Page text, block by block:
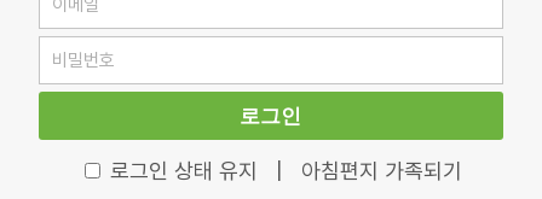
로그인
로그인 상태 유지 아침편지 가족되기